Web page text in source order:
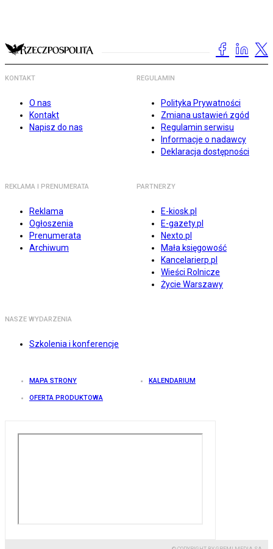
KONTAKT
O nas
Kontakt
Napisz do nas
REGULAMIN
Polityka Prywatności
Zmiana ustawień zgód
Regulamin serwisu
Informacje o nadawcy
Deklaracja dostępności
REKLAMA I PRENUMERATA
Reklama
Ogłoszenia
Prenumerata
Archiwum
PARTNERZY
E-kiosk.pl
E-gazety.pl
Nexto.pl
Mała księgowość
Kancelarierp.pl
Wieści Rolnicze
Życie Warszawy
NASZE WYDARZENIA
Szkolenia i konferencje
MAPA STRONY KALENDARIUM
OFERTA PRODUKTOWA